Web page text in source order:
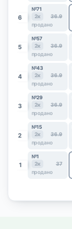
6
№71
2к
36.9
продано
5
№57
2к
36.9
продано
4
№43
2к
36.9
продано
3
№29
2к
36.9
продано
2
№15
2к
36.9
продано
1
№1
2к
37
продано